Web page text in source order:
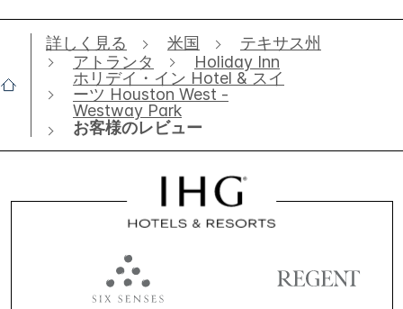
詳しく見る 米国
テキサス州
アトランタ
Holiday Inn
ホリデイ・イン Hotel & スイ
ーツ Houston West -
Westway Park
お客様のレビュー